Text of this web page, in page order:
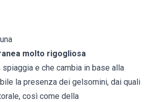
molto rigogliosa
spiaggia e che cambia in base alla
la presenza dei gelsomini, dai quali
così come della